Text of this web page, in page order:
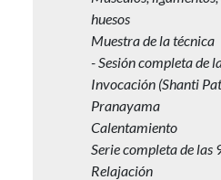
huesos
Muestra de la técnica
- Sesión completa de
Invocación (Shanti
Pranayama
Calentamiento
Serie completa de las
Relajación